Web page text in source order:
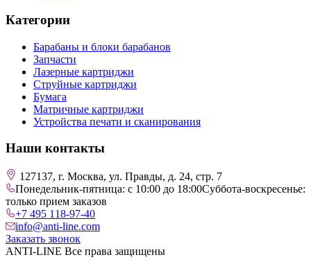
Категории
Барабаны и блоки барабанов
Запчасти
Лазерные картриджи
Струйные картриджи
Бумага
Матричные картриджи
Устройства печати и сканирования
Наши контакты
127137, г. Москва, ул. Правды, д. 24, стр. 7
Понедельник-пятница: с 10:00 до 18:00Суббота-воскресенье:
только прием заказов
+7 495 118-97-40
info@anti-line.com
Заказать звонок
ANTI-LINE Все права защищены